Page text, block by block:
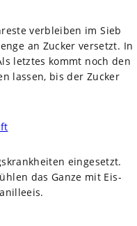
ver­blei­ben im Sieb
an Zucker ver­setzt. In
letz­tes kommt noch den
las­sen, bis der Zucker
ein­ge­setzt.
das Ganze mit Eis­